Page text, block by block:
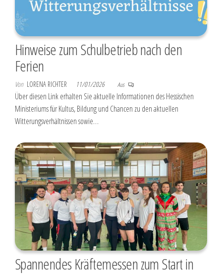
Hinweise zum Schulbetrieb nach den
Ferien
Von LORENA RICHTER 11/01/2026 Aus
Über diesen Link erhalten Sie aktuelle Informationen des Hessischen
Ministeriums für Kultus, Bildung und Chancen zu den aktuellen
Witterungsverhältnissen sowie…
Spannendes Kräftemessen zum Start in